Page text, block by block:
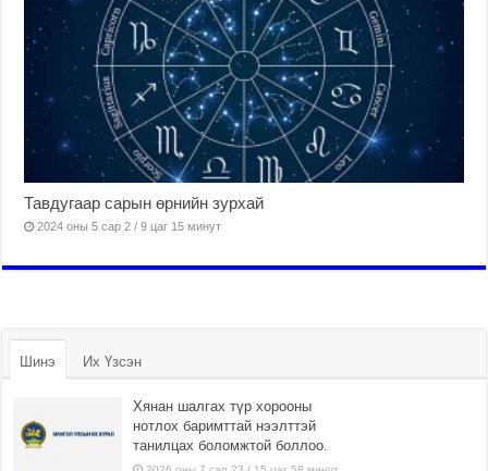
Тавдугаар сарын өрнийн зурхай
2024 оны 5 сар 2 / 9 цаг 15 минут
Шинэ Их Үзсэн
Хянан шалгах түр хорооны
нотлох баримттай нээлттэй
танилцах боломжтой боллоо.